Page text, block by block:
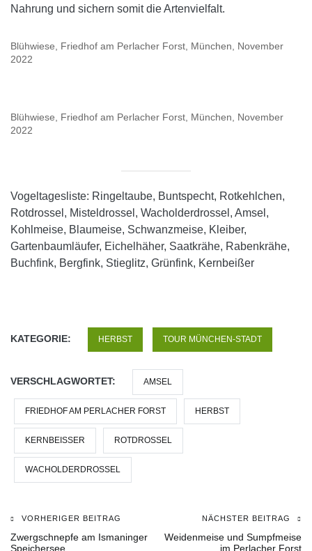
Nahrung und sichern somit die Artenvielfalt.
Blühwiese, Friedhof am Perlacher Forst, München, November
2022
Blühwiese, Friedhof am Perlacher Forst, München, November
2022
Vogeltagesliste: Ringeltaube, Buntspecht, Rotkehlchen,
Rotdrossel, Misteldrossel, Wacholderdrossel, Amsel,
Kohlmeise, Blaumeise, Schwanzmeise, Kleiber,
Gartenbaumläufer, Eichelhäher, Saatkrähe, Rabenkrähe,
Buchfink, Bergfink, Stieglitz, Grünfink, Kernbeißer
KATEGORIE: HERBST TOUR MÜNCHEN-STADT
VERSCHLAGWORTET: AMSEL
FRIEDHOF AM PERLACHER FORST HERBST
KERNBEISSER ROTDROSSEL
WACHOLDERDROSSEL
Beitragsnavigation
VORHERIGER BEITRAG
Zwergschnepfe am Ismaninger
Speichersee
NÄCHSTER BEITRAG
Weidenmeise und Sumpfmeise
im Perlacher Forst